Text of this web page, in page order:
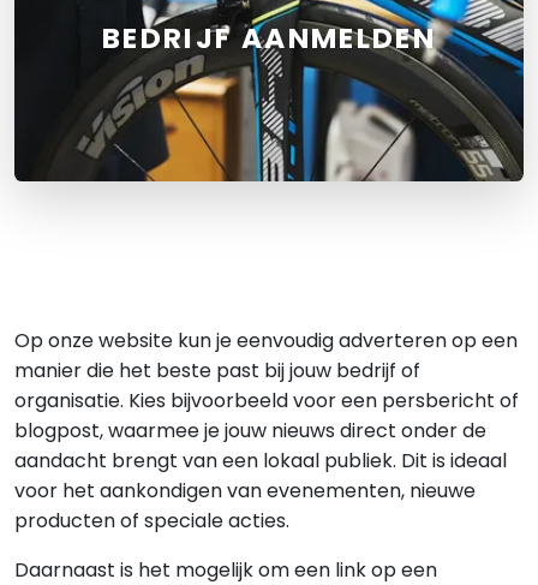
BEDRIJF AANMELDEN
Op onze website kun je eenvoudig adverteren op een
manier die het beste past bij jouw bedrijf of
organisatie. Kies bijvoorbeeld voor een persbericht of
blogpost, waarmee je jouw nieuws direct onder de
aandacht brengt van een lokaal publiek. Dit is ideaal
voor het aankondigen van evenementen, nieuwe
producten of speciale acties.
Daarnaast is het mogelijk om een link op een